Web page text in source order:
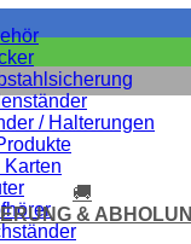
/ Halterungen
Karten
🚚
&